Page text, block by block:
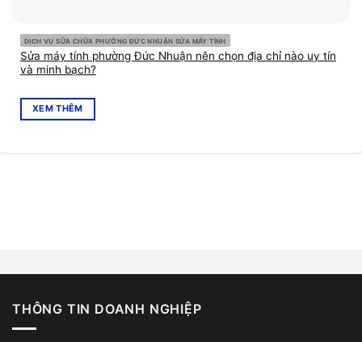
DỊCH VỤ SỬA CHỮA PHƯỜNG ĐỨC NHUẬN SỬA MÁY TÍNH
Sửa máy tính phường Đức Nhuận nên chọn địa chỉ nào uy tín
và minh bạch?
XEM THÊM
THÔNG TIN DOANH NGHIỆP